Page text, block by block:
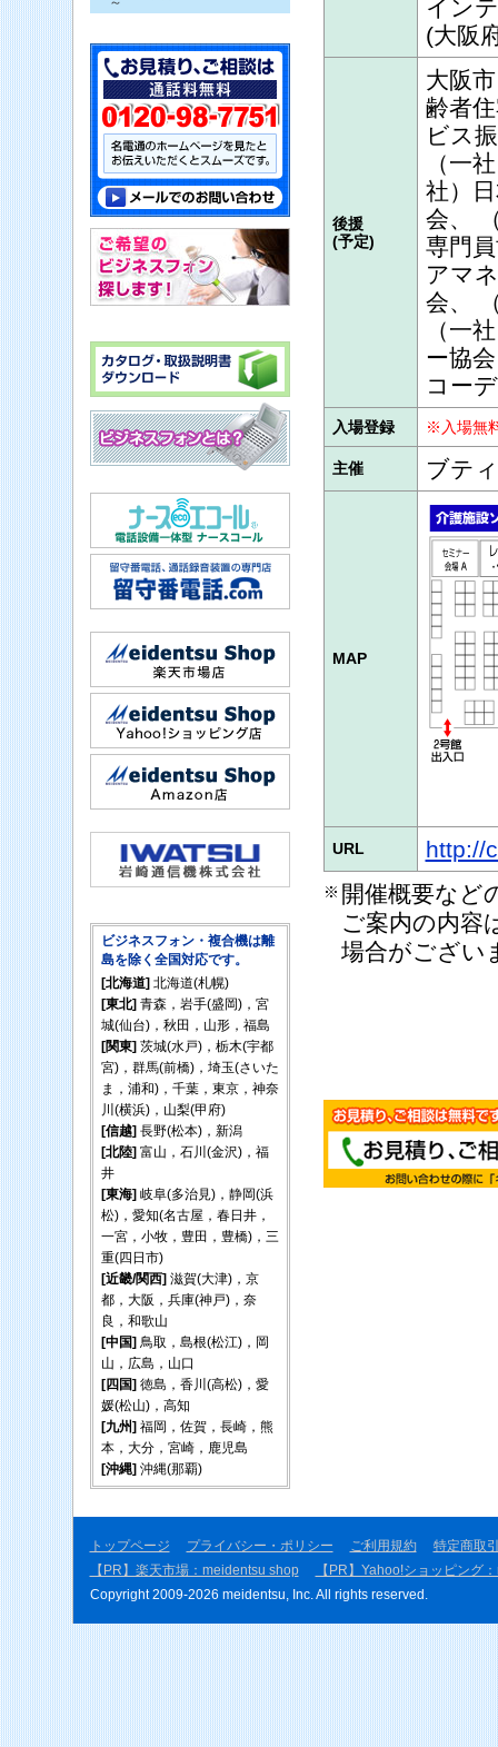
ビジネスフォン・複合機は離
島を除く全国対応です。
[北海道] 北海道(札幌)
[東北] 青森，岩手(盛岡)，宮
城(仙台)，秋田，山形，福島
[関東] 茨城(水戸)，栃木(宇都
宮)，群馬(前橋)，埼玉(さいた
ま，浦和)，千葉，東京，神奈
川(横浜)，山梨(甲府)
[信越] 長野(松本)，新潟
[北陸] 富山，石川(金沢)，福
井
[東海] 岐阜(多治見)，静岡(浜
松)，愛知(名古屋，春日井，
一宮，小牧，豊田，豊橋)，三
重(四日市)
[近畿/関西] 滋賀(大津)，京
都，大阪，兵庫(神戸)，奈
良，和歌山
[中国] 鳥取，島根(松江)，岡
山，広島，山口
[四国] 徳島，香川(高松)，愛
媛(松山)，高知
[九州] 福岡，佐賀，長崎，熊
本，大分，宮崎，鹿児島
[沖縄] 沖縄(那覇)
イン
(大阪
後援
(予定)
大阪
齢者
ビス
（一
社）
会、
専門
アマ
会、
（一
ー協
コー
入場登録 ※入場無
主催 ブテ
MAP
URL http://
※ 開催概要など
ご案内の内容
場合がござい
トップページ プライバシー・ポリシー ご利用規約
特定商取
【PR】楽天市場：meidentsu shop
【PR】Yahoo!ショッピング
Copyright 2009-2026 meidentsu, Inc. All rights reserved.